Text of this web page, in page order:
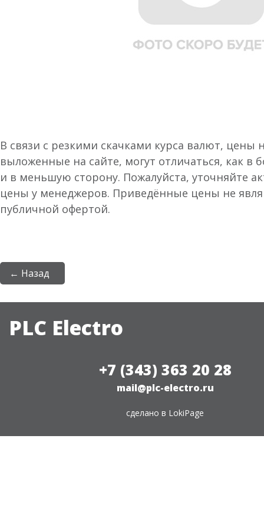
В связи с резкими скачками курса валют, цены
выложенные на сайте, могут отличаться, как в
и в меньшую сторону. Пожалуйста, уточняйте
цены у менеджеров. Приведённые цены не
публичной офертой.
← Назад
PLC Electro
+7 (343) 363 20 28
mail@plc-electro.ru
сделано в LokiPage